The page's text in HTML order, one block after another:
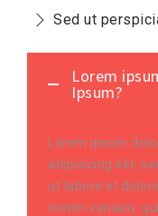
Sed ut
Lorem
Ipsum?
Lorem ipsum
adipisicing elit,
ut labore et
minim veniam,